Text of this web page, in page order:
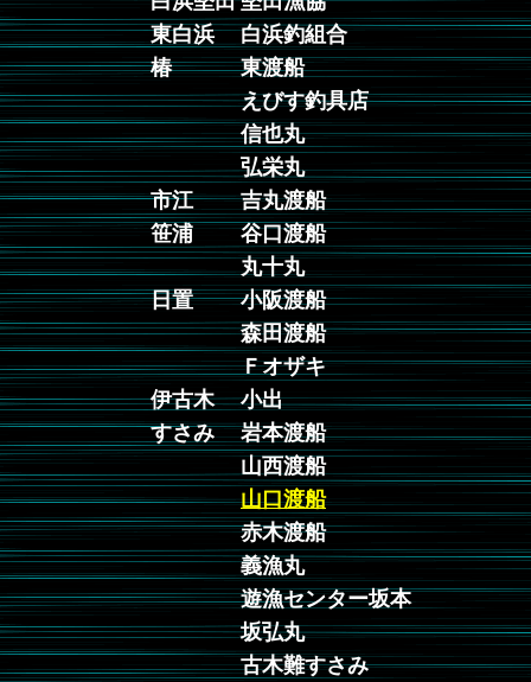
東白浜
白浜釣組合
椿
東渡船
えびす釣具店
信也丸
弘栄丸
市江
吉丸渡船
笹浦
谷口渡船
丸十丸
日置
小阪渡船
森田渡船
Ｆオザキ
伊古木
小出
すさみ
岩本渡船
山西渡船
山口渡船
赤木渡船
義漁丸
遊漁センター坂本
坂弘丸
古木難すさみ